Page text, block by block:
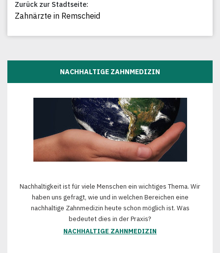
Zurück zur Stadtseite:
Zahnärzte in Remscheid
NACHHALTIGE ZAHNMEDIZIN
Nachhaltigkeit ist für viele Menschen ein wichtiges Thema. Wir
haben uns gefragt, wie und in welchen Bereichen eine
nachhaltige Zahnmedizin heute schon möglich ist. Was
bedeutet dies in der Praxis?
NACHHALTIGE ZAHNMEDIZIN